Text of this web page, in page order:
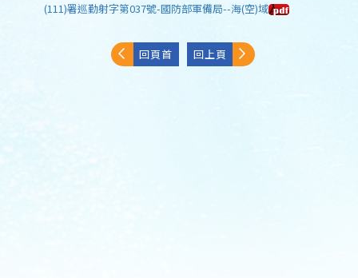
(111)署巡勤射字第037號-國防部軍備局--海(空)域
回頁首 回上頁